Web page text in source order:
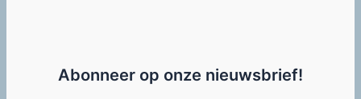
Abonneer op onze nieuwsbrief!